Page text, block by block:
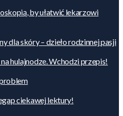
by ułatwić lekarzowi
dla skóry – dzieło rodzinnej pasji
hulajnodze. Wchodzi przepis!
ciekawej lektury!